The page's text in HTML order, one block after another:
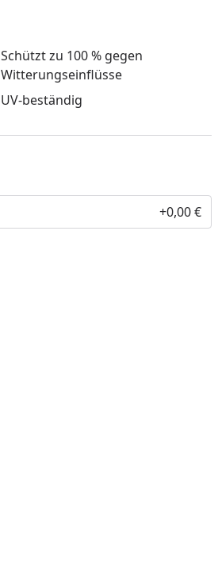
Schützt zu 100 % gegen
Witterungseinflüsse
UV-beständig
+0,00 €